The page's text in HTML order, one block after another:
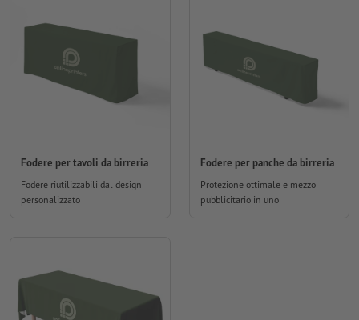
Fodere per tavoli da birreria
Fodere riutilizzabili dal design
personalizzato
Fodere per panche da birreria
Protezione ottimale e mezzo
pubblicitario in uno